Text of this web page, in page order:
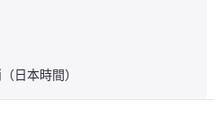
）和東急田都市線的溝之口站（東
日本時間）